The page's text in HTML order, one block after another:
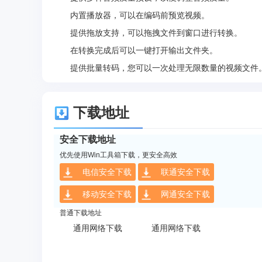
内置播放器，可以在编码前预览视频。
提供拖放支持，可以拖拽文件到窗口进行转换。
在转换完成后可以一键打开输出文件夹。
提供批量转码，您可以一次处理无限数量的视频文件
下载地址
安全下载地址
优先使用Win工具箱下载，更安全高效
电信安全下载 联通安全下载
移动安全下载 网通安全下载
普通下载地址
通用网络下载 通用网络下载